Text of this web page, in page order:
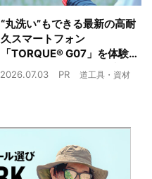
“丸洗い”もできる最新の高耐
久スマートフォン
「TORQUE® G07」を体験
農業現場の“スマホの弱点”を
2026.07.03 PR 道工具・資材